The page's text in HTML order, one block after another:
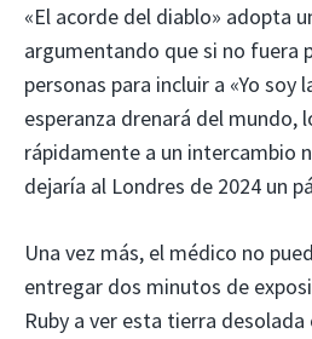
«El acorde del diablo» adopta
argumentando que si no fuera
personas para incluir a «Yo soy
esperanza drenará del mundo,
rápidamente a un intercambio
dejaría al Londres de 2024 un
Una vez más, el médico no
entregar dos minutos de
Ruby a ver esta tierra desolada